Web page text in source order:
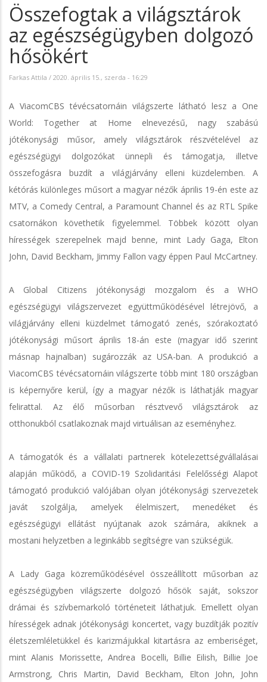
Összefogtak a világsztárok
az egészségügyben dolgozó
hősökért
Farkas Attila / 2020. április 15., szerda - 16:29
A ViacomCBS tévécsatornáin világszerte látható lesz a One
World: Together at Home elnevezésű, nagy szabású
jótékonysági műsor, amely világsztárok részvételével az
egészségügyi dolgozókat ünnepli és támogatja, illetve
összefogásra buzdít a világjárvány elleni küzdelemben. A
kétórás különleges műsort a magyar nézők április 19-én este az
MTV, a Comedy Central, a Paramount Channel és az RTL Spike
csatornákon követhetik figyelemmel. Többek között olyan
hírességek szerepelnek majd benne, mint Lady Gaga, Elton
John, David Beckham, Jimmy Fallon vagy éppen Paul McCartney.
A Global Citizens jótékonysági mozgalom és a WHO
egészségügyi világszervezet együttműködésével létrejövő, a
világjárvány elleni küzdelmet támogató zenés, szórakoztató
jótékonysági műsort április 18-án este (magyar idő szerint
másnap hajnalban) sugározzák az USA-ban. A produkció a
ViacomCBS tévécsatornáin világszerte több mint 180 országban
is képernyőre kerül, így a magyar nézők is láthatják magyar
felirattal. Az élő műsorban résztvevő világsztárok az
otthonukból csatlakoznak majd virtuálisan az eseményhez.
A támogatók és a vállalati partnerek kötelezettségvállalásai
alapján működő, a COVID-19 Szolidaritási Felelősségi Alapot
támogató produkció valójában olyan jótékonysági szervezetek
javát szolgálja, amelyek élelmiszert, menedéket és
egészségügyi ellátást nyújtanak azok számára, akiknek a
mostani helyzetben a leginkább segítségre van szükségük.
A Lady Gaga közreműködésével összeállított műsorban az
egészségügyben világszerte dolgozó hősök saját, sokszor
drámai és szívbemarkoló történeteit láthatjuk. Emellett olyan
hírességek adnak jótékonysági koncertet, vagy buzdítják pozitív
életszemléletükkel és karizmájukkal kitartásra az emberiséget,
mint Alanis Morissette, Andrea Bocelli, Billie Eilish, Billie Joe
Armstrong, Chris Martin, David Beckham, Elton John, John